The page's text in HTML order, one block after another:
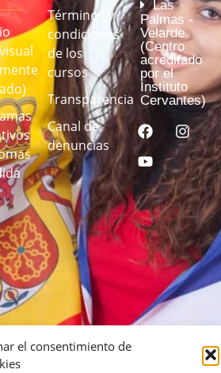
el consentimiento de
Términos y
condiciones
de los
cursos
Transparencia
Canal de
denuncias
Las
Palmas -
Velarde
(Centro
acreditado
por el
Instituto
Cervantes)